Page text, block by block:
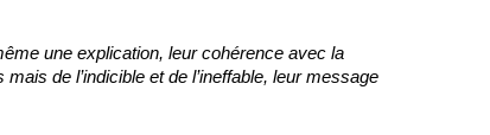
une explication, leur cohérence avec la
mais de l’indicible et de l’ineffable, leur message